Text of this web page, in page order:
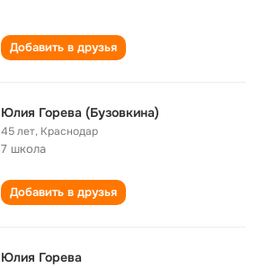
Добавить в друзья
Юлия Горева (Бузовкина)
45 лет, Краснодар
7 школа
Добавить в друзья
Юлия Горева